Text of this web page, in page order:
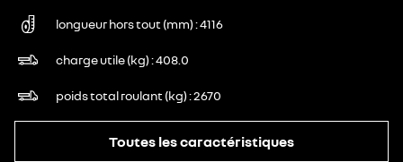
longueur hors tout (mm) 4116
charge utile (kg) 408.0
poids total roulant (kg) 2670
Toutes les caractéristiques